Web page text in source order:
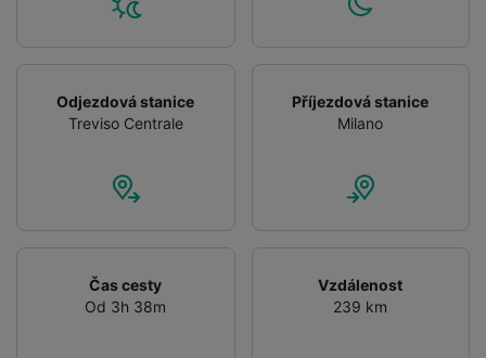
Odjezdová stanice
Treviso Centrale
Příjezdová stanice
Milano
Čas cesty
Od 3h 38m
Vzdálenost
239 km